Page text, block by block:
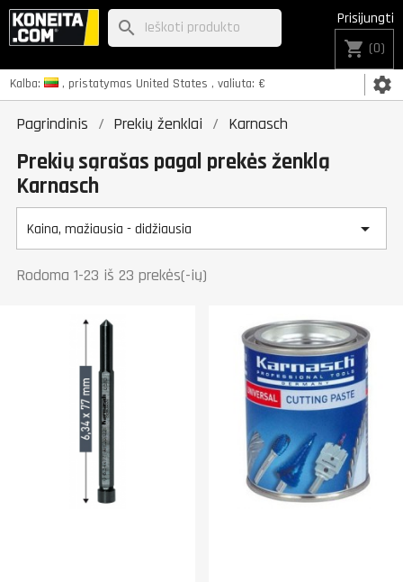
Kalba: , pristatymas United States , valiuta: € settings
Prisijungti
shopping_cart (0)
search
Pagrindinis Prekių ženklai Karnasch
Prekių sąrašas pagal prekės ženklą
Karnasch
Kaina, mažiausia - didžiausia 
Rodoma 1-23 iš 23 prekės(-ių)